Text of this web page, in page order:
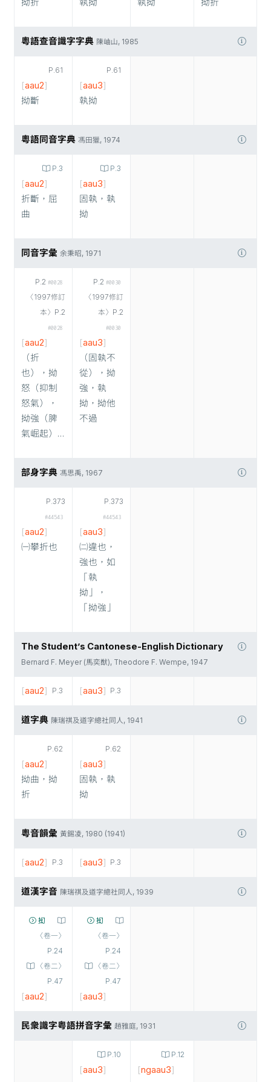
拗折
執拗
執拗
拗折
粵語查音識字字典 陳岫山, 1985
P.61
[aau2]
拗斷
P.61
[aau3]
執拗
粵語同音字典 馮田獵, 1974
P.3
[aau2]
折斷，屈
曲
P.3
[aau3]
固執，執
拗
同音字彙 余秉昭, 1971
P.2 #0028
〈1997修訂
本〉P.2
#0028
[aau2]
（折
也），拗
怒（抑制
怒氣），
拗強（脾
氣崛起）…
P.2 #0030
〈1997修訂
本〉P.2
#0030
[aau3]
（固執不
從），拗
強，執
拗，拗他
不過
部身字典 馮思禹, 1967
P.373
#44543
[aau2]
㈠攀折也
P.373
#44543
[aau3]
㈡違也，
強也，如
「執
拗」，
「拗強」
The Student’s Cantonese-English Dictionary
Bernard F. Meyer (馬奕猷), Theodore F. Wempe, 1947
P.3
[aau2] P.3
[aau3]
道字典 陳瑞祺及道字總社同人, 1941
P.62
[aau2]
拗曲，拗
折
P.62
[aau3]
固執，執
拗
粵音韻彙 黃錫凌, 1980 (1941)
P.3
[aau2] P.3
[aau3]
道漢字音 陳瑞祺及道字總社同人, 1939
抝
〈卷一〉
P.24
〈卷二〉
P.47
[aau2]
抝
〈卷一〉
P.24
〈卷二〉
P.47
[aau3]
民衆識字粤語拼音字彙 趙雅庭, 1931
P.10
[aau3]
P.12
[ngaau3]